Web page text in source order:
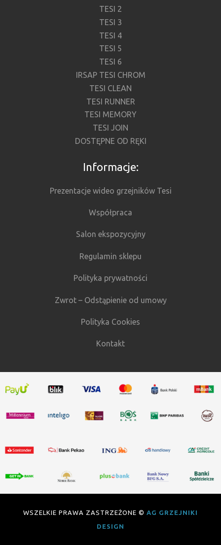
TESI 2
TESI 3
TESI 4
TESI 5
TESI 6
IRSAP TESI CHROM
TESI CLEAN
TESI RUNNER
TESI MEMORY
TESI JOIN
DOSTĘPNE OD RĘKI
Informacje:
Prezentacje wideo grzejników Tesi
Współpraca
Salon ekspozycyjny
Regulamin sklepu
Polityka prywatności
Zwrot – Odstąpienie od umowy
Polityka Cookies
Kontakt
WSZELKIE PRAWA ZASTRZEŻONE © AG GRZEJNIKI
DESIGN